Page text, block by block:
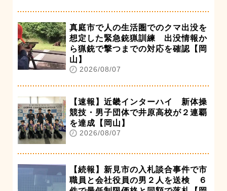
真庭市で人の生活圏でのクマ出没を
想定した緊急銃猟訓練 出没情報か
ら猟銃で撃つまでの対応を確認【岡
山】
2026/08/07
【速報】近畿インターハイ 新体操
競技・男子団体で井原高校が２連覇
を達成【岡山】
2026/08/07
【続報】新見市の入札談合事件で市
職員と会社役員の男２人を送検 ６